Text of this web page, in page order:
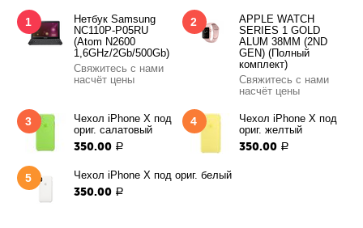
1
Нетбук Samsung
NC110P-P05RU
(Atom N2600
1,6GHz/2Gb/500Gb)
Свяжитесь с нами
насчёт цены
2
APPLE WATCH
SERIES 1 GOLD
ALUM 38MM (2ND
GEN) (Полный
комплект)
Свяжитесь с нами
насчёт цены
3
Чехол iPhone X под
ориг. салатовый
350.00 Р
4
Чехол iPhone X под
ориг. желтый
350.00 Р
5 Чехол iPhone X под ориг. белый
350.00 Р